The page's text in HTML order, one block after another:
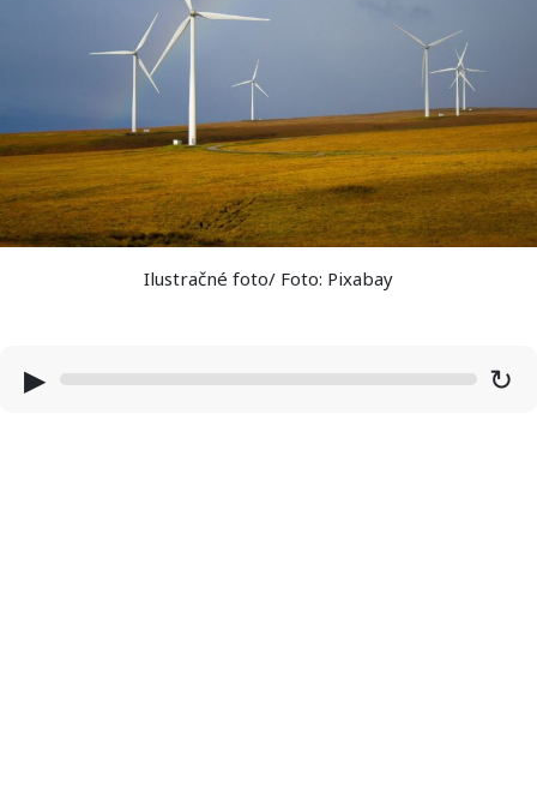
Ilustračné foto/ Foto: Pixabay
▶ ↻